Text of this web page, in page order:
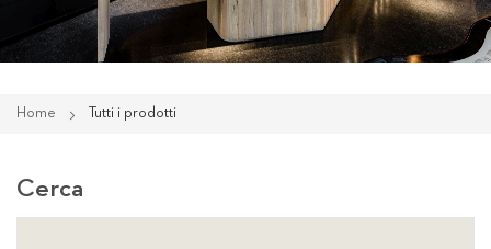
Home Tutti i prodotti
Cerca